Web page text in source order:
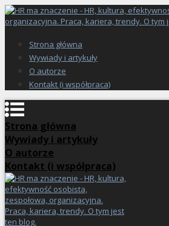
Strona główna
Wywiady i artykuły
O autorze
Kontakt (i współpraca)
Strona główna
Wywiady i artykuły
O autorze
Kontakt (i współpraca)